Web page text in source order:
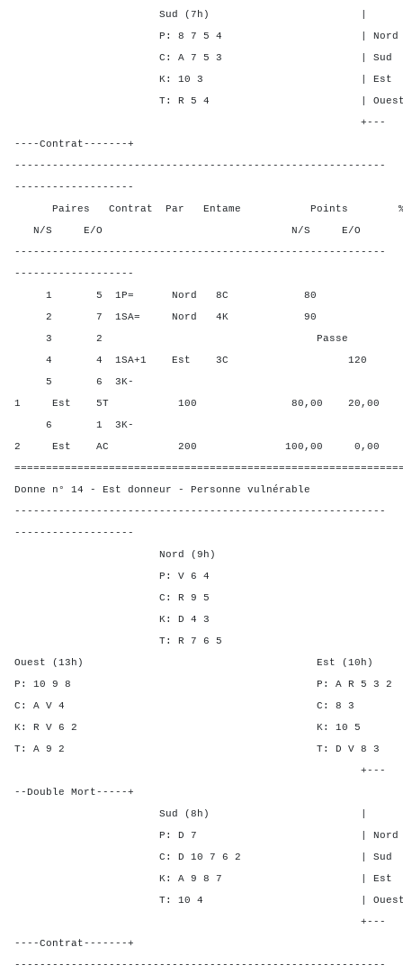
Sud (7h) | SA P C
P: 8 7 5 4 | Nord -
C: A 7 5 3 | Sud -
K: 10 3 | Est 1 - -
T: R 5 4 | Ouest 1 -
+---
----Contrat-------+
-----------------------------------------------------------
-------------------
Paires Contrat Par Entame Points %
N/S E/O N/S E/O N/
-----------------------------------------------------------
-------------------
1 5 1P= Nord 8C 80
2 7 1SA= Nord 4K 90
3 2 Passe 20,00
4 4 1SA+1 Est 3C 120 0,00
5 6 3K-
1 Est 5T 100 80,00 20,00
6 1 3K-
2 Est AC 200 100,00 0,00
Donne n° 14 - Est donneur - Personne vulnérable
-----------------------------------------------------------
-------------------
Nord (9h)
P: V 6 4
C: R 9 5
K: D 4 3
T: R 7 6 5
Ouest (13h) Est (10h)
P: 10 9 8 P: A R 5
C: A V 4 C:
K: R V 6 2 K:
T: A 9 2 T: D V
+---
--Double Mort-----+
Sud (8h) | SA P C
P: D 7 | Nord - -
C: D 10 7 6 2 | Sud -
K: A 9 8 7 | Est 1 3
T: 10 4 | Ouest 1 3
+---
----Contrat-------+
-----------------------------------------------------------